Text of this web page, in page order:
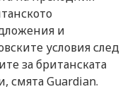
и
условия след
за британската
смята Guardian.